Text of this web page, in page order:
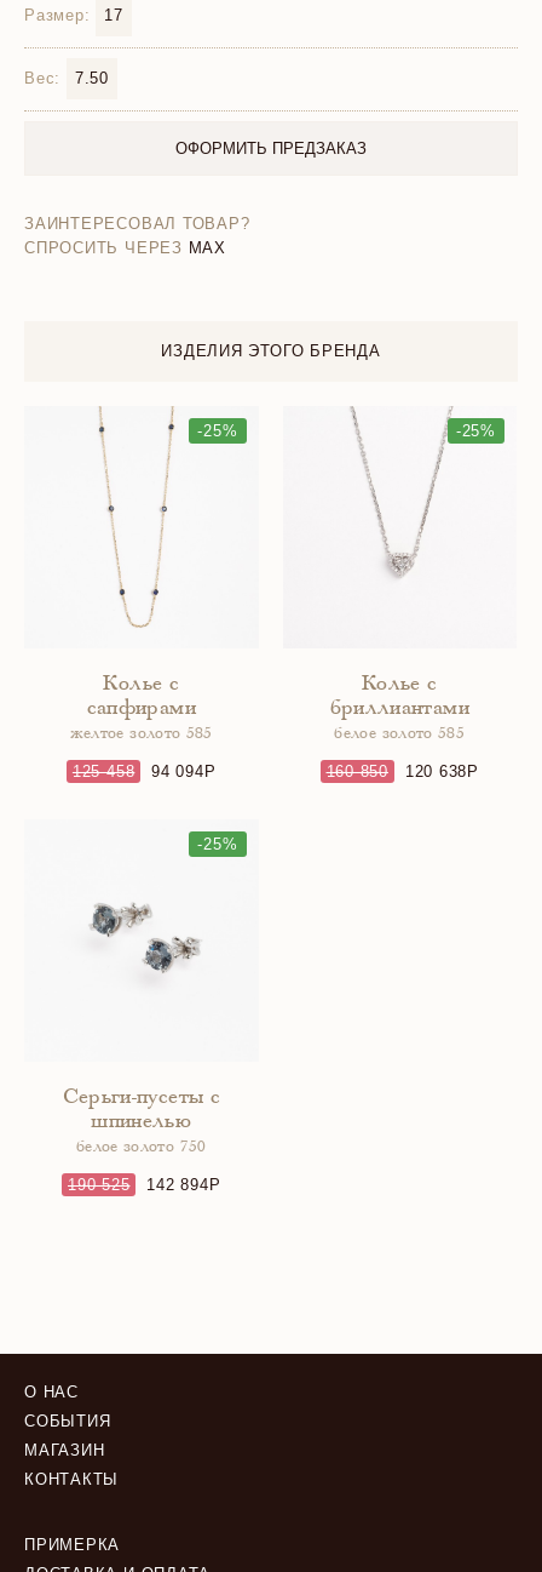
Размер: 17
Вес: 7.50
ОФОРМИТЬ ПРЕДЗАКАЗ
ЗАИНТЕРЕСОВАЛ ТОВАР?
СПРОСИТЬ ЧЕРЕЗ MAX
ИЗДЕЛИЯ ЭТОГО БРЕНДА
-25%
Колье с
сапфирами
желтое золото 585
125 458 94 094
-25%
Колье с
бриллиантами
белое золото 585
160 850 120 638
-25%
Серьги-пусеты с
шпинелью
белое золото 750
190 525 142 894
О НАС
СОБЫТИЯ
МАГАЗИН
КОНТАКТЫ
ПРИМЕРКА